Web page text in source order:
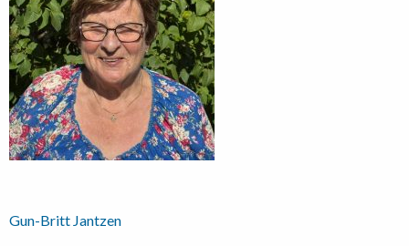
Inläggsnavigering
Gun-Britt Jantzen